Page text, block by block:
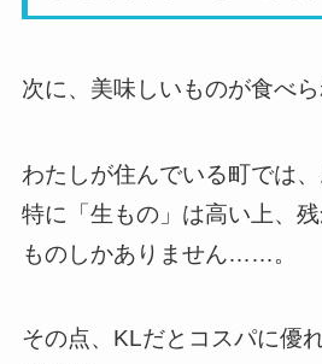
次に、美味しいものが食べら
わたしが住んでいる町では、
特に「生もの」は高い上、
ものしかありません……。
その点、KLだとコスパに優